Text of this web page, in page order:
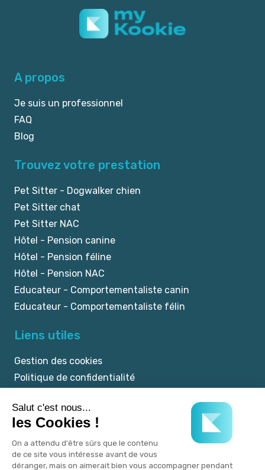
A propos
Je suis un professionnel
FAQ
Blog
Trouvez votre prestation
Pet Sitter - Dogwalker chien
Pet Sitter chat
Pet Sitter NAC
Hôtel - Pension canine
Hôtel - Pension féline
Hôtel - Pension NAC
Educateur - Comportementaliste canin
Educateur - Comportementaliste félin
Liens utiles
Gestion des cookies
Politique de confidentialité
CGU